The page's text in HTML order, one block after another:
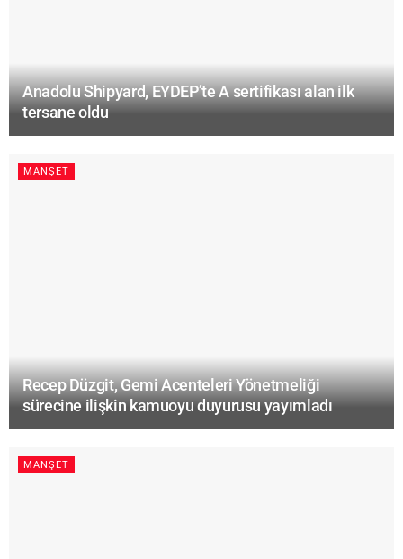
Anadolu Shipyard, EYDEP’te A sertifikası alan ilk
tersane oldu
MANŞET
Recep Düzgit, Gemi Acenteleri Yönetmeliği
sürecine ilişkin kamuoyu duyurusu yayımladı
MANŞET